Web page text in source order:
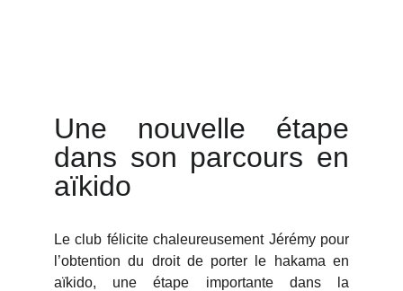
Une nouvelle étape
dans son parcours en
aïkido
Le club félicite chaleureusement Jérémy pour
l’obtention du droit de porter le hakama en
aïkido, une étape importante dans la